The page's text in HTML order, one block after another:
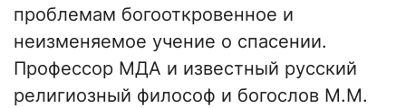
проблемам богооткровенное и
неизменяемое учение о спасении.
Профессор МДА и известный русский
религиозный философ и богослов М.М.